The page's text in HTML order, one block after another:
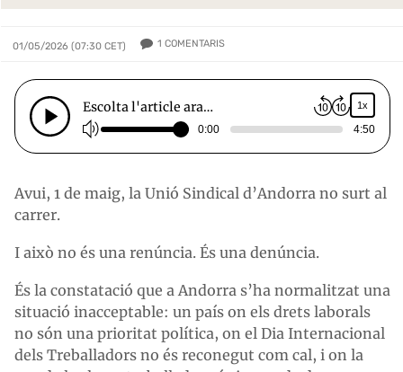
01/05/2026 (07:30 CET) 1 COMENTARIS
Escolta l'article ara… 1x
0:00 4:50
Avui, 1 de maig, la Unió Sindical d’Andorra no surt al
carrer.
I això no és una renúncia. És una denúncia.
És la constatació que a Andorra s’ha normalitzat una
situació inacceptable: un país on els drets laborals
no són una prioritat política, on el Dia Internacional
dels Treballadors no és reconegut com cal, i on la